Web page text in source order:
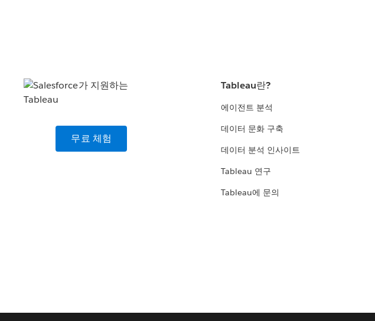
무료 체험
Tableau란?
에이전트 분석
데이터 문화 구축
데이터 분석 인사이트
Tableau 연구
Tableau에 문의